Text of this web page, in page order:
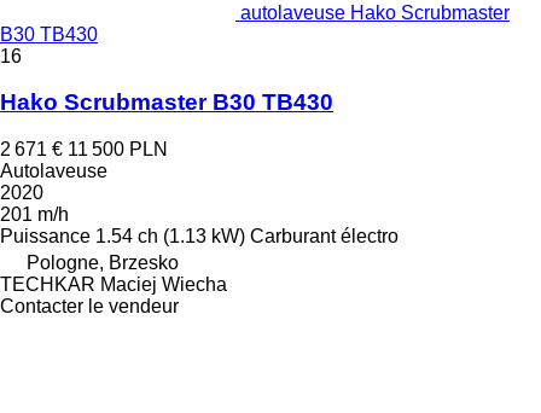
autolaveuse Hako Scrubmaster
B30 TB430
16
Hako Scrubmaster B30 TB430
2 671 € 11 500 PLN
Autolaveuse
2020
201 m/h
Puissance 1.54 ch (1.13 kW) Carburant électro
Pologne, Brzesko
TECHKAR Maciej Wiecha
Contacter le vendeur